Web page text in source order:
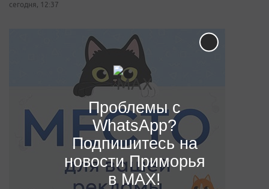
сегодня, 12:37
Проблемы с
WhatsApp?
Подпишитесь на
новости Приморья
в MAX!